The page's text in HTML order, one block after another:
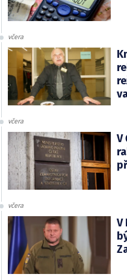
včera
včera
V
včera
V